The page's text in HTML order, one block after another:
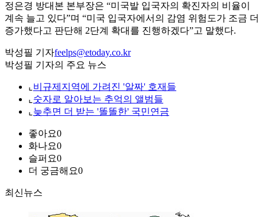
정은경 방대본 본부장은 “미국발 입국자의 확진자의 비율이
계속 늘고 있다”며 “미국 입국자에서의 감염 위험도가 조금 더
증가했다고 판단해 2단계 확대를 진행하겠다”고 말했다.
박성필 기자feelps@etoday.co.kr
박성필 기자의 주요 뉴스
⌞ 비규제지역에 가려진 '알짜' 호재들
⌞ 숫자로 알아보는 추억의 앨범들
⌞ 늦추면 더 받는 '똘똘한' 국민연금
좋아요0
화나요0
슬퍼요0
더 궁금해요0
최신뉴스